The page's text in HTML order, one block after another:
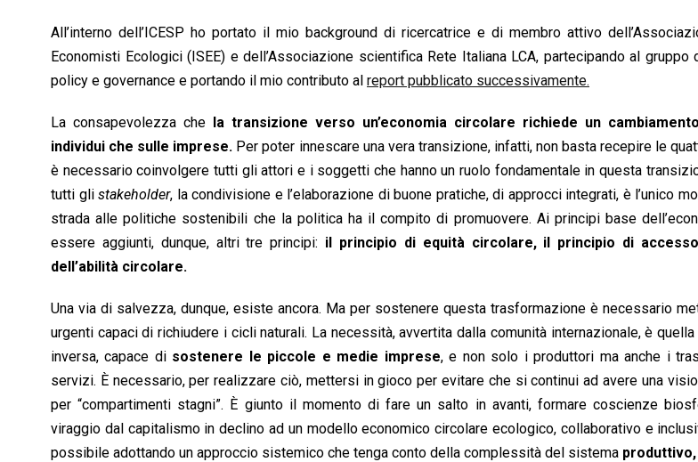
All’interno dell’ICESP ho portato il mio background di ricercatrice e di membro attivo
Economisti Ecologici (ISEE) e dell’Associazione scientifica Rete Italiana LCA, partecipando al
policy e governance e portando il mio contributo al report pubblicato successivamente.
La consapevolezza che la transizione verso un’economia circolare richiede un
individui che sulle imprese. Per poter innescare una vera transizione, infatti, non basta recepire le
è necessario coinvolgere tutti gli attori e i soggetti che hanno un ruolo fondamentale in questa
tutti gli stakeholder, la condivisione e l’elaborazione di buone pratiche, di approcci integrati, è l’unico
strada alle politiche sostenibili che la politica ha il compito di promuovere. Ai principi base
essere aggiunti, dunque, altri tre principi: il principio di equità circolare, il principio di
dell’abilità circolare.
Una via di salvezza, dunque, esiste ancora. Ma per sostenere questa trasformazione è necessario
urgenti capaci di richiudere i cicli naturali. La necessità, avvertita dalla comunità internazionale, è
inversa, capace di sostenere le piccole e medie imprese, e non solo i produttori ma anche i
servizi. È necessario, per realizzare ciò, mettersi in gioco per evitare che si continui ad avere una
per “compartimenti stagni”. È giunto il momento di fare un salto in avanti, formare coscienze
viraggio dal capitalismo in declino ad un modello economico circolare ecologico, collaborativo e
possibile adottando un approccio sistemico che tenga conto della complessità del sistema